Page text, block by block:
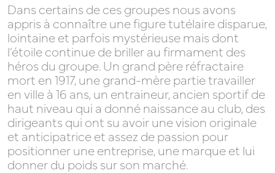
/
RH
Dans certains de ces groupes nous avons
appris à connaître une figure tutélaire disparue,
lointaine et parfois mystérieuse mais dont
l’étoile continue de briller au firmament des
héros du groupe. Un grand père réfractaire
mort en 1917, une grand-mère partie travailler
en ville à 16 ans, un entraineur, ancien sportif de
haut niveau qui a donné naissance au club, des
dirigeants qui ont su avoir une vision originale
et anticipatrice et assez de passion pour
positionner une entreprise, une marque et lui
donner du poids sur son marché.